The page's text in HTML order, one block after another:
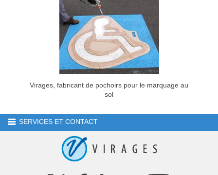
Virages, fabricant de pochoirs pour le marquage au
sol
SERVICES ET CONTACT